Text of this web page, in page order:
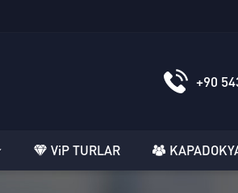
+90
ViP TURLAR